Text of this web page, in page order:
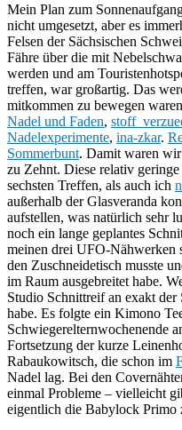
Mein Plan zum
nicht umgesetzt, aber es
Felsen der Sächsischen
Fähre über die mit
werden und am
treffen, war großartig. Das
mitkommen zu bewegen
Nadel und Faden,
Nadelexperimente, ina-zkar.
Sommerbunt. Damit waren
zu Zehnt. Diese relativ
sechsten Treffen, als auch ich
außerhalb der Glasveranda
aufstellen, was natürlich sehr
noch ein lange geplantes
meinen drei UFO-Nähwerken
den Zuschneidetisch musste
im Raum ausgebreitet habe.
Studio Schnittreif an exakt der
habe. Es folgte ein Kimono
Schwiegerelternwochenende
Fortsetzung der kurze
Rabaukowitsch, die schon im
Nadel lag. Bei den
einmal Probleme – vielleicht
eigentlich die Babylock Primo